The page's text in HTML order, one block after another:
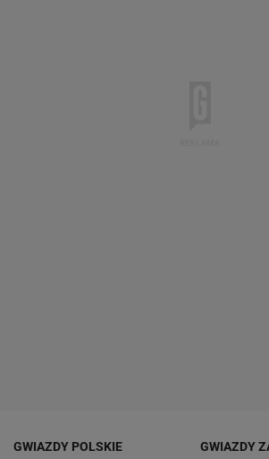
GWIAZDY POLSKIE GWIAZDY